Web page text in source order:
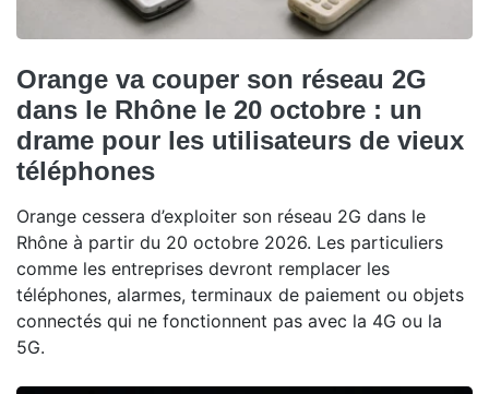
Orange va couper son réseau 2G
dans le Rhône le 20 octobre : un
drame pour les utilisateurs de vieux
téléphones
Orange cessera d’exploiter son réseau 2G dans le
Rhône à partir du 20 octobre 2026. Les particuliers
comme les entreprises devront remplacer les
téléphones, alarmes, terminaux de paiement ou objets
connectés qui ne fonctionnent pas avec la 4G ou la
5G.